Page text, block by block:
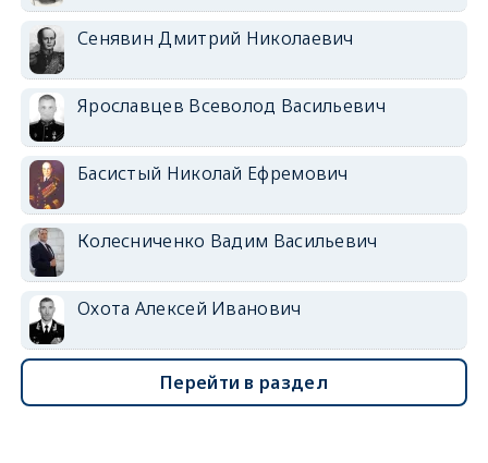
Сенявин Дмитрий Николаевич
Ярославцев Всеволод Васильевич
Басистый Николай Ефремович
Колесниченко Вадим Васильевич
Охота Алексей Иванович
Перейти в раздел